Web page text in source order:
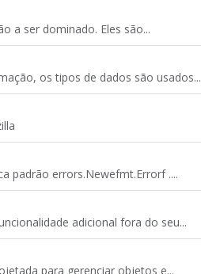
a ser dominado. Eles são...
os tipos de dados são usados...
padrão errors.Newefmt.Errorf ....
adicional fora do seu...
para gerenciar objetos e...